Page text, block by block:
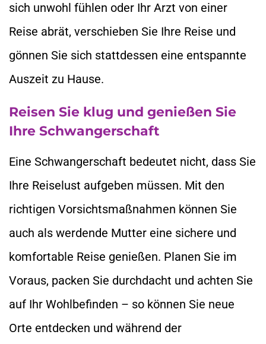
sich unwohl fühlen oder Ihr Arzt von einer
Reise abrät, verschieben Sie Ihre Reise und
gönnen Sie sich stattdessen eine entspannte
Auszeit zu Hause.
Reisen Sie klug und genießen Sie
Ihre Schwangerschaft
Eine Schwangerschaft bedeutet nicht, dass Sie
Ihre Reiselust aufgeben müssen. Mit den
richtigen Vorsichtsmaßnahmen können Sie
auch als werdende Mutter eine sichere und
komfortable Reise genießen. Planen Sie im
Voraus, packen Sie durchdacht und achten Sie
auf Ihr Wohlbefinden – so können Sie neue
Orte entdecken und während der